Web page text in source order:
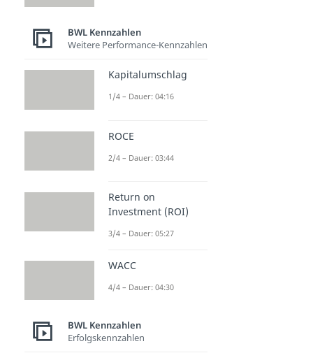
BWL Kennzahlen
Weitere Performance-Kennzahlen
Kapitalumschlag
1/4 – Dauer: 04:16
ROCE
2/4 – Dauer: 03:44
Return on
Investment (ROI)
3/4 – Dauer: 05:27
WACC
4/4 – Dauer: 04:30
BWL Kennzahlen
Erfolgskennzahlen